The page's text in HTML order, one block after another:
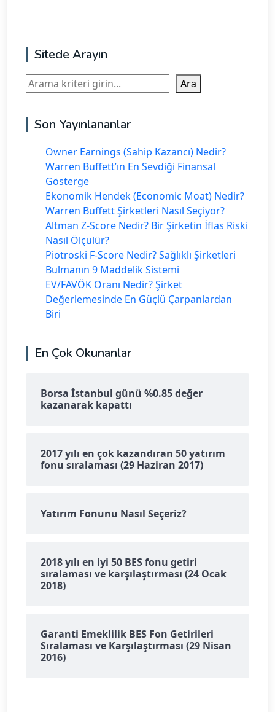
Sitede Arayın
Ara Ara
Son Yayınlananlar
Owner Earnings (Sahip Kazancı) Nedir?
Warren Buffett’ın En Sevdiği Finansal
Gösterge
Ekonomik Hendek (Economic Moat) Nedir?
Warren Buffett Şirketleri Nasıl Seçiyor?
Altman Z-Score Nedir? Bir Şirketin İflas Riski
Nasıl Ölçülür?
Piotroski F-Score Nedir? Sağlıklı Şirketleri
Bulmanın 9 Maddelik Sistemi
EV/FAVÖK Oranı Nedir? Şirket
Değerlemesinde En Güçlü Çarpanlardan
Biri
En Çok Okunanlar
Borsa İstanbul günü %0.85 değer
kazanarak kapattı
2017 yılı en çok kazandıran 50 yatırım
fonu sıralaması (29 Haziran 2017)
Yatırım Fonunu Nasıl Seçeriz?
2018 yılı en iyi 50 BES fonu getiri
sıralaması ve karşılaştırması (24 Ocak
2018)
Garanti Emeklilik BES Fon Getirileri
Sıralaması ve Karşılaştırması (29 Nisan
2016)